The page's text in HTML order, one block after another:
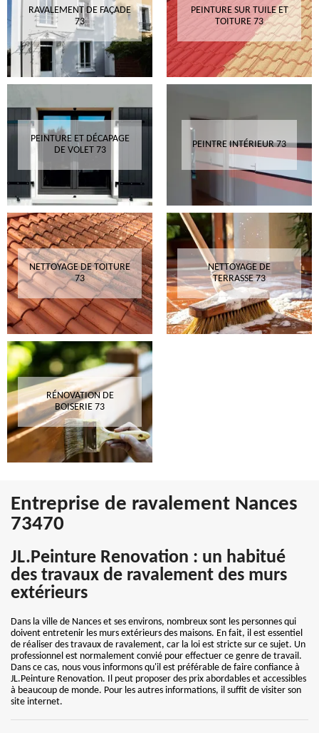
RAVALEMENT DE FAÇADE
73
PEINTURE SUR TUILE ET
TOITURE 73
PEINTURE ET DÉCAPAGE
DE VOLET 73
PEINTRE INTÉRIEUR 73
NETTOYAGE DE TOITURE
73
NETTOYAGE DE
TERRASSE 73
RÉNOVATION DE
BOISERIE 73
Entreprise de ravalement Nances
73470
JL.Peinture Renovation : un habitué
des travaux de ravalement des murs
extérieurs
Dans la ville de Nances et ses environs, nombreux sont les personnes qui
doivent entretenir les murs extérieurs des maisons. En fait, il est essentiel
de réaliser des travaux de ravalement, car la loi est stricte sur ce sujet. Un
professionnel est normalement convié pour effectuer ce genre de travail.
Dans ce cas, nous vous informons qu'il est préférable de faire confiance à
JL.Peinture Renovation. Il peut proposer des prix abordables et accessibles
à beaucoup de monde. Pour les autres informations, il suffit de visiter son
site internet.